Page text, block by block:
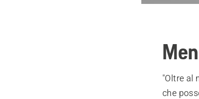
"Oltre al
che